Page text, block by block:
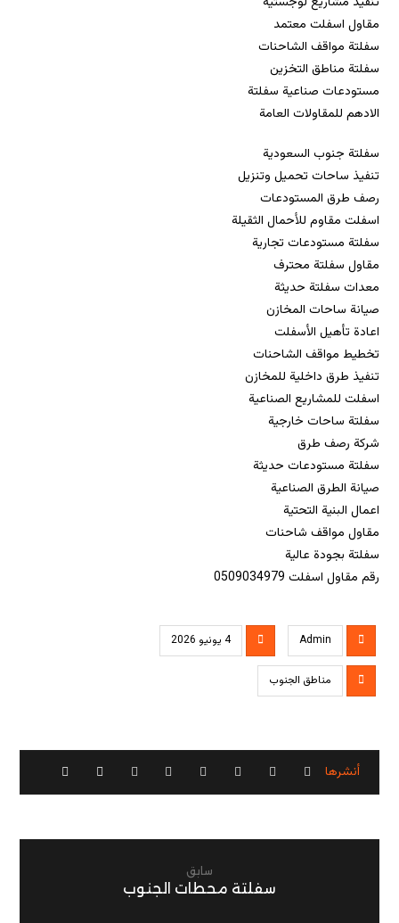
مقاول اسفلت معتمد
سفلتة مواقف الشاحنات
سفلتة مناطق التخزين
مستودعات صناعية سفلتة
الادهم للمقاولات العامة
سفلتة جنوب السعودية
تنفيذ ساحات تحميل وتنزيل
رصف طرق المستودعات
اسفلت مقاوم للأحمال الثقيلة
سفلتة مستودعات تجارية
مقاول سفلتة محترف
معدات سفلتة حديثة
صيانة ساحات المخازن
اعادة تأهيل الأسفلت
تخطيط مواقف الشاحنات
تنفيذ طرق داخلية للمخازن
اسفلت للمشاريع الصناعية
سفلتة ساحات خارجية
شركة رصف طرق
سفلتة مستودعات حديثة
صيانة الطرق الصناعية
اعمال البنية التحتية
مقاول مواقف شاحنات
سفلتة بجودة عالية
رقم مقاول اسفلت 0509034979
Admin 4 يونيو 2026
مناطق الجنوب
سابق
سفلتة محطات الجنوب